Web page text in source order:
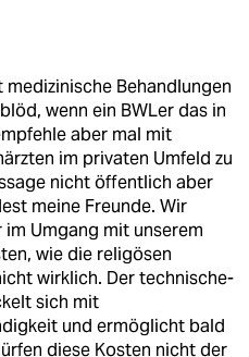
Behandlungen
wenn ein BWLer das in
aber mal mit
im privaten Umfeld zu
nicht öffentlich aber
meine Freunde. Wir
Umgang mit unserem
wie die religösen
wirklich. Der technische-
sich mit
und ermöglicht bald
diese Kosten nicht der